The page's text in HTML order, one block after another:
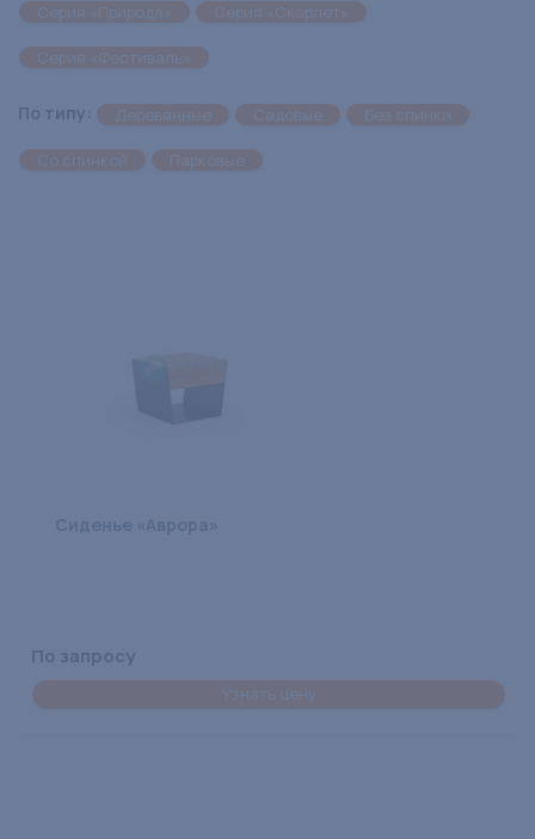
Серия «Природа» Серия «Скарлет»
Серия «Фестиваль»
По типу: Деревянные Садовые Без спинки
Со спинкой Парковые
Сиденье «Аврора»
По запросу
Узнать цену